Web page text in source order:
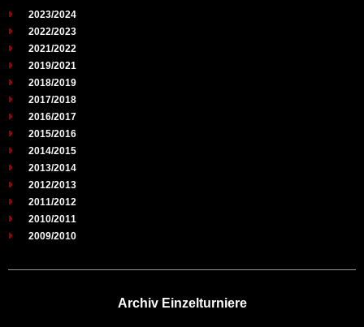
2023/2024
2022/2023
2021/2022
2019/2021
2018/2019
2017/2018
2016/2017
2015/2016
2014/2015
2013/2014
2012/2013
2011/2012
2010/2011
2009/2010
Archiv Einzelturniere